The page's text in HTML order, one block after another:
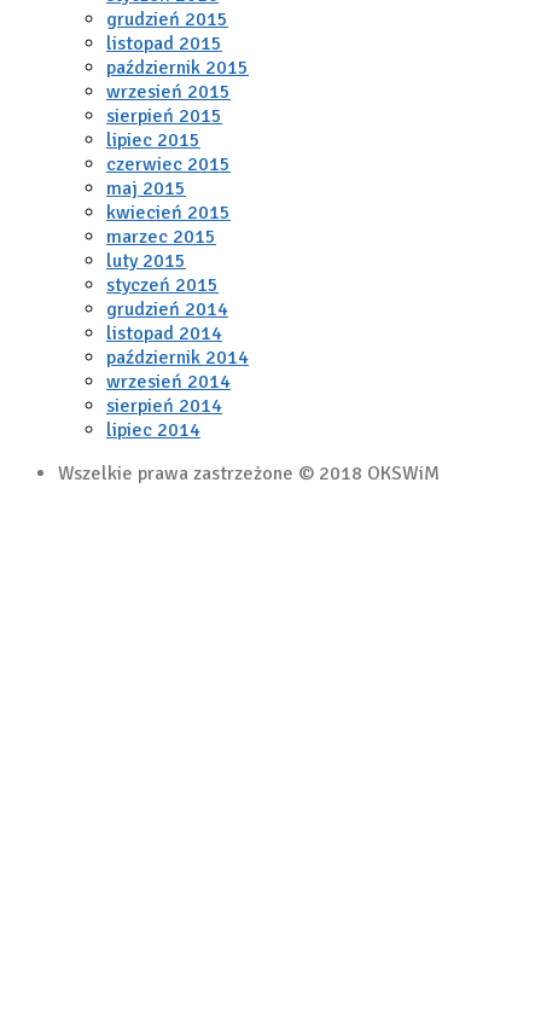
grudzień 2015
listopad 2015
październik 2015
wrzesień 2015
sierpień 2015
lipiec 2015
czerwiec 2015
maj 2015
kwiecień 2015
marzec 2015
luty 2015
styczeń 2015
grudzień 2014
listopad 2014
październik 2014
wrzesień 2014
sierpień 2014
lipiec 2014
Wszelkie prawa zastrzeżone © 2018 OKSWiM